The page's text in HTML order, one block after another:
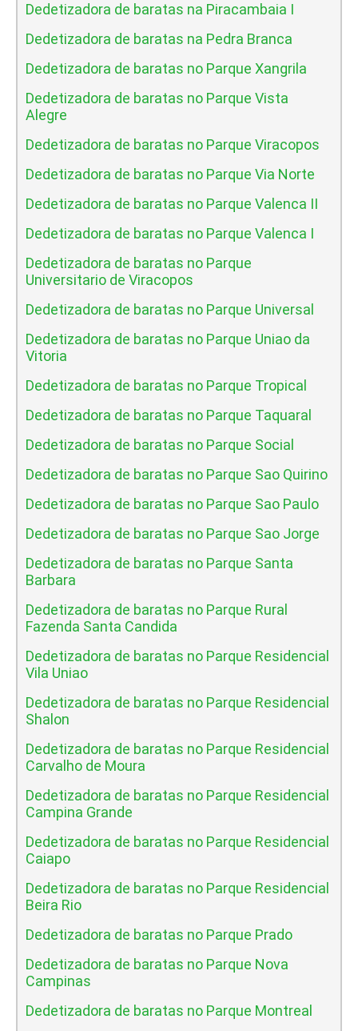
Dedetizadora de baratas na Piracambaia I
Dedetizadora de baratas na Pedra Branca
Dedetizadora de baratas no Parque Xangrila
Dedetizadora de baratas no Parque Vista
Alegre
Dedetizadora de baratas no Parque Viracopos
Dedetizadora de baratas no Parque Via Norte
Dedetizadora de baratas no Parque Valenca II
Dedetizadora de baratas no Parque Valenca I
Dedetizadora de baratas no Parque
Universitario de Viracopos
Dedetizadora de baratas no Parque Universal
Dedetizadora de baratas no Parque Uniao da
Vitoria
Dedetizadora de baratas no Parque Tropical
Dedetizadora de baratas no Parque Taquaral
Dedetizadora de baratas no Parque Social
Dedetizadora de baratas no Parque Sao Quirino
Dedetizadora de baratas no Parque Sao Paulo
Dedetizadora de baratas no Parque Sao Jorge
Dedetizadora de baratas no Parque Santa
Barbara
Dedetizadora de baratas no Parque Rural
Fazenda Santa Candida
Dedetizadora de baratas no Parque Residencial
Vila Uniao
Dedetizadora de baratas no Parque Residencial
Shalon
Dedetizadora de baratas no Parque Residencial
Carvalho de Moura
Dedetizadora de baratas no Parque Residencial
Campina Grande
Dedetizadora de baratas no Parque Residencial
Caiapo
Dedetizadora de baratas no Parque Residencial
Beira Rio
Dedetizadora de baratas no Parque Prado
Dedetizadora de baratas no Parque Nova
Campinas
Dedetizadora de baratas no Parque Montreal